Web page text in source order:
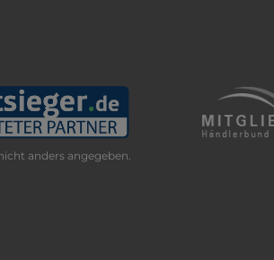
anders angegeben.